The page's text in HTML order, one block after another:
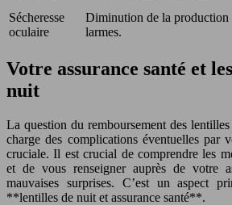
Sécheresse
oculaire
Diminution de la production
larmes.
Votre assurance santé et
nuit
La question du remboursement des
charge des complications éventuelles par
cruciale. Il est crucial de comprendre les
et de vous renseigner auprès de votre
mauvaises surprises. C’est un aspect
**lentilles de nuit et assurance santé**.